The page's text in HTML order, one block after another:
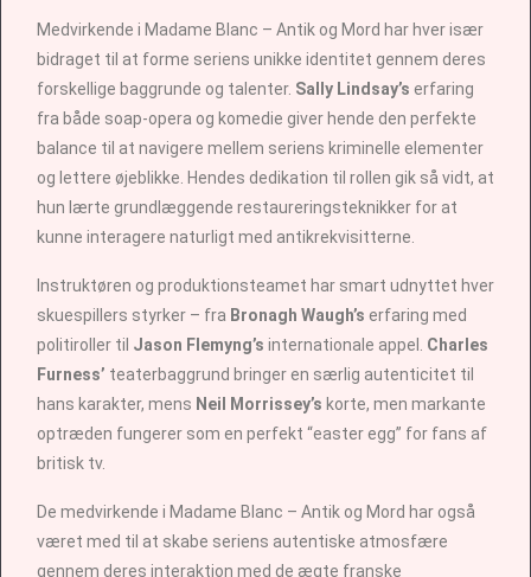
Medvirkende i Madame Blanc – Antik og Mord har hver især
bidraget til at forme seriens unikke identitet gennem deres
forskellige baggrunde og talenter. Sally Lindsay’s erfaring
fra både soap-opera og komedie giver hende den perfekte
balance til at navigere mellem seriens kriminelle elementer
og lettere øjeblikke. Hendes dedikation til rollen gik så vidt, at
hun lærte grundlæggende restaureringsteknikker for at
kunne interagere naturligt med antikrekvisitterne.
Instruktøren og produktionsteamet har smart udnyttet hver
skuespillers styrker – fra Bronagh Waugh’s erfaring med
politiroller til Jason Flemyng’s internationale appel. Charles
Furness’ teaterbaggrund bringer en særlig autenticitet til
hans karakter, mens Neil Morrissey’s korte, men markante
optræden fungerer som en perfekt “easter egg” for fans af
britisk tv.
De medvirkende i Madame Blanc – Antik og Mord har også
været med til at skabe seriens autentiske atmosfære
gennem deres interaktion med de ægte franske